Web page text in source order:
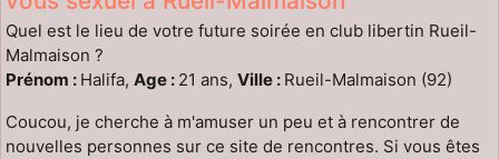
Quel est le lieu de votre future soirée en club libertin Rueil-
Malmaison ?
Prénom : Halifa, Age : 21 ans, Ville : Rueil-Malmaison (92)
Coucou, je cherche à m'amuser un peu et à rencontrer de
nouvelles personnes sur ce site de rencontres. Si vous êtes